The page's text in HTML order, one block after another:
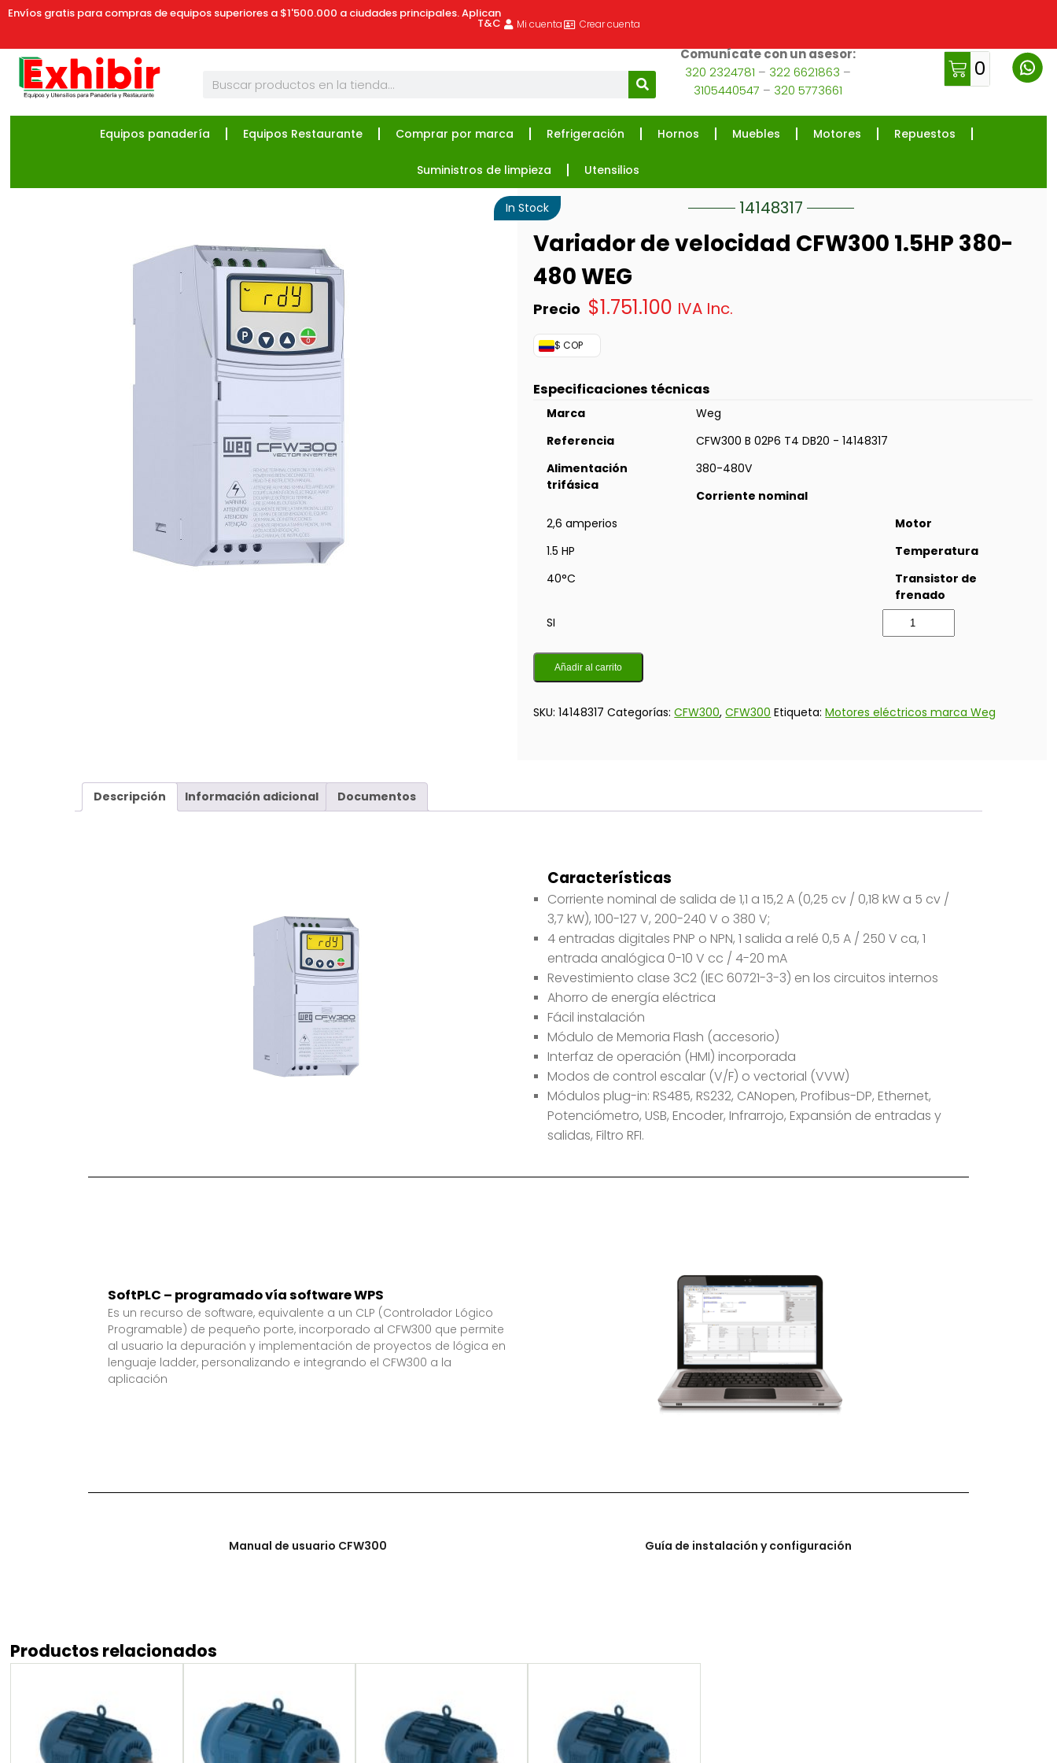
Envíos gratis para compras de equipos superiores a $1'500.000 a ciudades principales. Aplican
T&C Mi cuenta Crear cuenta
Comunícate con un asesor:
320 2324781 – 322 6621863 –
3105440547 – 320 5773661
0
Equipos panadería Equipos Restaurante Comprar por marca Refrigeración Hornos Muebles Motores Repuestos
Suministros de limpieza Utensilios
Variador de velocidad CFW300 1.5HP 380-
480 WEG
$1.751.100 IVA Inc.
$ COP
In Stock 14148317
Especificaciones técnicas
Marca
Weg
Referencia
CFW300 B 02P6 T4 DB20 - 14148317
Alimentación
trifásica
380-480V
Corriente nominal
2,6 amperios
Motor
1.5 HP
Temperatura
40°C
Transistor de
frenado
SI
Añadir al carrito
SKU:14148317 Categorías:CFW300,CFW300 Etiqueta:Motores eléctricos marca Weg
Descripción Información adicional Documentos
Características
Corriente nominal de salida de 1,1 a 15,2 A (0,25 cv / 0,18 kW a 5 cv /
3,7 kW), 100-127 V, 200-240 V o 380 V;
4 entradas digitales PNP o NPN, 1 salida a relé 0,5 A / 250 V ca, 1
entrada analógica 0-10 V cc / 4-20 mA
Revestimiento clase 3C2 (IEC 60721-3-3) en los circuitos internos
Ahorro de energía eléctrica
Fácil instalación
Módulo de Memoria Flash (accesorio)
Interfaz de operación (HMI) incorporada
Modos de control escalar (V/F) o vectorial (VVW)
Módulos plug-in: RS485, RS232, CANopen, Profibus-DP, Ethernet,
Potenciómetro, USB, Encoder, Infrarrojo, Expansión de entradas y
salidas, Filtro RFI.
SoftPLC – programado vía software WPS
Es un recurso de software, equivalente a un CLP (Controlador Lógico
Programable) de pequeño porte, incorporado al CFW300 que permite
al usuario la depuración y implementación de proyectos de lógica en
lenguaje ladder, personalizando e integrando el CFW300 a la
aplicación
Manual de usuario CFW300 Guía de instalación y configuración
Productos relacionados